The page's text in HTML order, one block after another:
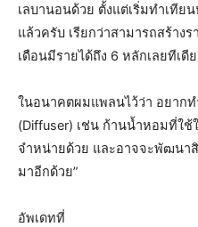
เลบานอนด้วย ตั้งแต่เริ่มทำเที
แล้วครับ เรียกว่าสามารถสร้าง
เดือนมีรายได้ถึง 6 หลักเลยทีเดี
ในอนาคตผมแพลนไว้ว่า อยากท
(Diffuser) เช่น ก้านน้ำหอมที่ใ
จำหน่ายด้วย และอาจจะพัฒนา
มาอีกด้วย”
อัพเดทที่